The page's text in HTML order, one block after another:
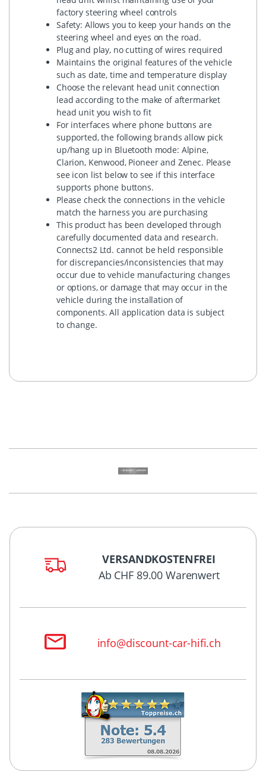
factory steering wheel controls
Safety: Allows you to keep your hands on the
steering wheel and eyes on the road.
Plug and play, no cutting of wires required
Maintains the original features of the vehicle
such as date, time and temperature display
Choose the relevant head unit connection
lead according to the make of aftermarket
head unit you wish to fit
For interfaces where phone buttons are
supported, the following brands allow pick
up/hang up in Bluetooth mode: Alpine,
Clarion, Kenwood, Pioneer and Zenec. Please
see icon list below to see if this interface
supports phone buttons.
Please check the connections in the vehicle
match the harness you are purchasing
This product has been developed through
carefully documented data and research.
Connects2 Ltd. cannot be held responsible
for discrepancies/inconsistencies that may
occur due to vehicle manufacturing changes
or options, or damage that may occur in the
vehicle during the installation of
components. All application data is subject
to change.
VERSANDKOSTENFREI
Ab CHF 89.00 Warenwert
info@discount-car-hifi.ch